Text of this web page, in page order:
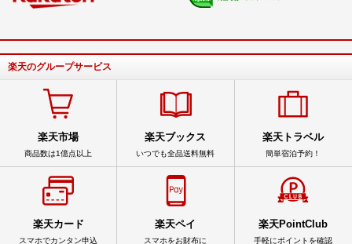
楽天のグループサービス
楽天市場
商品数は1億点以上
楽天ブックス
いつでも全品送料無料
楽天トラベル
簡単宿泊予約！
楽天カード
スマホでカンタン申込
楽天ペイ
スマホをお財布に
楽天PointClub
手軽にポイントを確認